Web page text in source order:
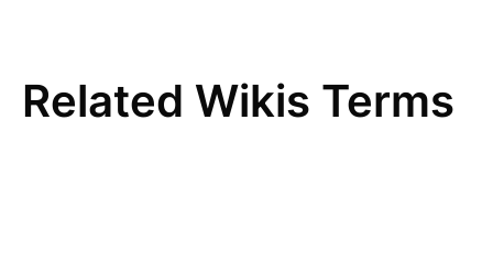
ERP-System
Related Wikis Terms